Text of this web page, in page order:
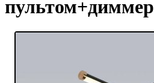
пультом+диммер